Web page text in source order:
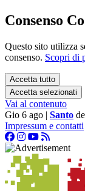
Consenso
Questo sito utilizza
consenso. Scopri di
Accetta tutto
Accetta selezionati
Vai al contenuto
Gio 6 ago | Santo
Impressum e contatti